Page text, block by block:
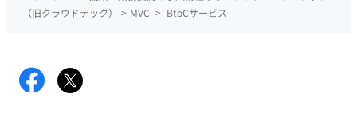
（旧クラウドテック）
> MVC > BtoCサービス